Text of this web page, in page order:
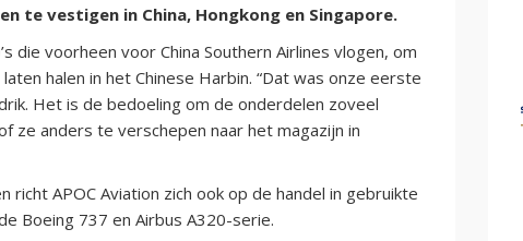
te vestigen in China, Hongkong en Singapore.
die voorheen voor China Southern Airlines vlogen, om
halen in het Chinese Harbin. “Dat was onze eerste
Het is de bedoeling om de onderdelen zoveel
ze anders te verschepen naar het magazijn in
APOC Aviation zich ook op de handel in gebruikte
Boeing 737 en Airbus A320-serie.